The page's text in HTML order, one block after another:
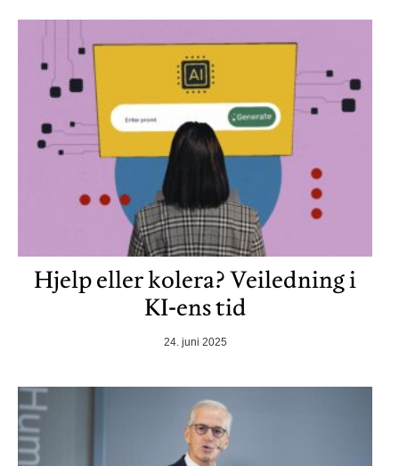
Hjelp eller kolera? Veiledning i
KI-ens tid
24. juni 2025